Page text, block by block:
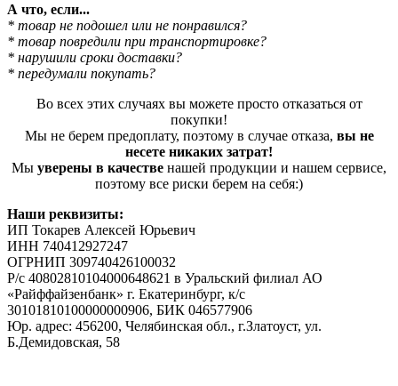
А что, если...
* товар не подошел или не понравился?
* товар повредили при транспортировке?
* нарушили сроки доставки?
* передумали покупать?
Во всех этих случаях вы можете просто отказаться от
покупки!
Мы не берем предоплату, поэтому в случае отказа, вы не
несете никаких затрат!
Мы уверены в качестве нашей продукции и нашем сервисе,
поэтому все риски берем на себя:)
Наши реквизиты:
ИП Токарев Алексей Юрьевич
ИНН 740412927247
ОГРНИП 309740426100032
Р/с 40802810104000648621 в Уральский филиал АО
«Райффайзенбанк» г. Екатеринбург, к/с
30101810100000000906, БИК 046577906
Юр. адрес: 456200, Челябинская обл., г.Златоуст, ул.
Б.Демидовская, 58